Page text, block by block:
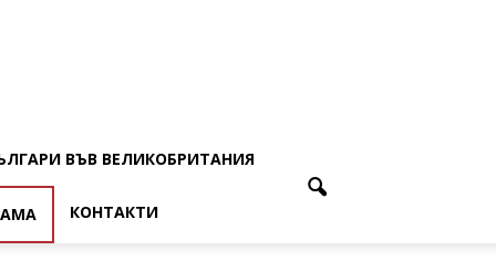
ВЪВ ВЕЛИКОБРИТАНИЯ
КОНТАКТИ